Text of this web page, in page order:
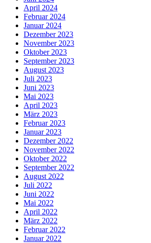
April 2024
Februar 2024
Januar 2024
Dezember 2023
November 2023
Oktober 2023
September 2023
August 2023
Juli 2023
Juni 2023
Mai 2023
April 2023
März 2023
Februar 2023
Januar 2023
Dezember 2022
November 2022
Oktober 2022
September 2022
August 2022
Juli 2022
Juni 2022
Mai 2022
April 2022
März 2022
Februar 2022
Januar 2022